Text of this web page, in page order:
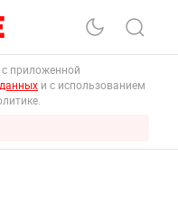
приложенной
и с использованием